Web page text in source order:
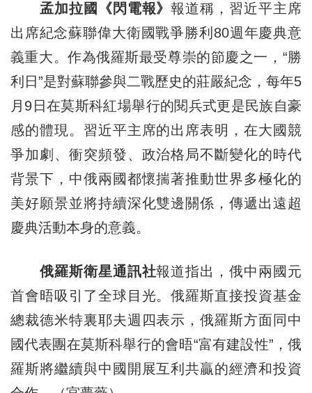
孟加拉國《閃電報》報道稱，習近平主席
出席紀念蘇聯偉大衛國戰爭勝利80週年慶典意
義重大。作為俄羅斯最受尊崇的節慶之一，“勝
利日”是對蘇聯參與二戰歷史的莊嚴紀念，每年5
月9日在莫斯科紅場舉行的閱兵式更是民族自豪
感的體現。習近平主席的出席表明，在大國競
爭加劇、衝突頻發、政治格局不斷變化的時代
背景下，中俄兩國都懷揣著推動世界多極化的
美好願景並將持續深化雙邊關係，傳遞出遠超
慶典活動本身的意義。
俄羅斯衛星通訊社報道指出，俄中兩國元
首會晤吸引了全球目光。俄羅斯直接投資基金
總裁德米特裏耶夫週四表示，俄羅斯方面同中
國代表團在莫斯科舉行的會晤“富有建設性”，俄
羅斯將繼續與中國開展互利共贏的經濟和投資